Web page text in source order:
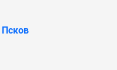
Псков